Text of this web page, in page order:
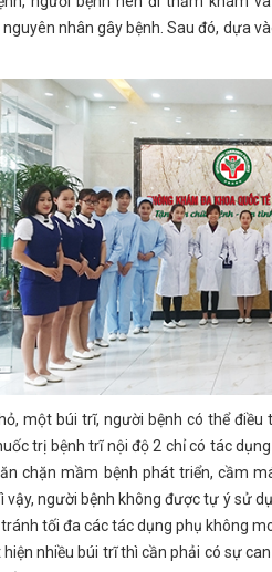
nhân gây bệnh. Sau đó, dựa
một búi trĩ, người bệnh có thể
trị bệnh trĩ nội độ 2 chỉ có tác
chặn mầm bệnh phát triển, cầm
vậy, người bệnh không được tự ý sử
tối đa các tác dụng phụ không
nhiều búi trĩ thì cần phải có sự